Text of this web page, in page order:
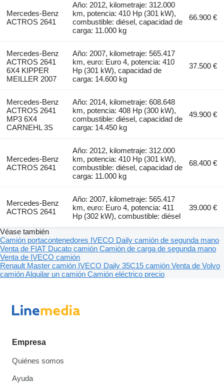
Mercedes-Benz
ACTROS 2641
Año: 2012, kilometraje: 312.000
km, potencia: 410 Hp (301 kW),
combustible: diésel, capacidad de
carga: 11.000 kg
66.900 €
Mercedes-Benz
ACTROS 2641
6X4 KIPPER
MEILLER 2007
Año: 2007, kilometraje: 565.417
km, euro: Euro 4, potencia: 410
Hp (301 kW), capacidad de
carga: 14.600 kg
37.500 €
Mercedes-Benz
ACTROS 2641
MP3 6X4
CARNEHL 3S
Año: 2014, kilometraje: 608.648
km, potencia: 408 Hp (300 kW),
combustible: diésel, capacidad de
carga: 14.450 kg
49.900 €
Mercedes-Benz
ACTROS 2641
Año: 2012, kilometraje: 312.000
km, potencia: 410 Hp (301 kW),
combustible: diésel, capacidad de
carga: 11.000 kg
68.400 €
Mercedes-Benz
ACTROS 2641
Año: 2007, kilometraje: 565.417
km, euro: Euro 4, potencia: 411
Hp (302 kW), combustible: diésel
39.000 €
Véase también
Camión portacontenedores IVECO Daily camión de segunda mano
Venta de FIAT Ducato camión Camión de carga de segunda mano
Venta de IVECO camión
Renault Master camión IVECO Daily 35C15 camión Venta de Volvo
camiónAlquilar un camión Camión eléctrico precio
Empresa
Quiénes somos
Ayuda